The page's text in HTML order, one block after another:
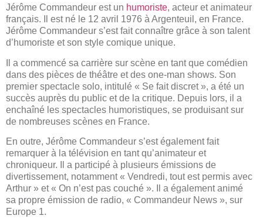
Jérôme Commandeur est un humoriste, acteur et animateur
français. Il est né le 12 avril 1976 à Argenteuil, en France.
Jérôme Commandeur s’est fait connaître grâce à son talent
d’humoriste et son style comique unique.
Il a commencé sa carrière sur scène en tant que comédien
dans des pièces de théâtre et des one-man shows. Son
premier spectacle solo, intitulé « Se fait discret », a été un
succès auprès du public et de la critique. Depuis lors, il a
enchaîné les spectacles humoristiques, se produisant sur
de nombreuses scènes en France.
En outre, Jérôme Commandeur s’est également fait
remarquer à la télévision en tant qu’animateur et
chroniqueur. Il a participé à plusieurs émissions de
divertissement, notamment « Vendredi, tout est permis avec
Arthur » et « On n’est pas couché ». Il a également animé
sa propre émission de radio, « Commandeur News », sur
Europe 1.